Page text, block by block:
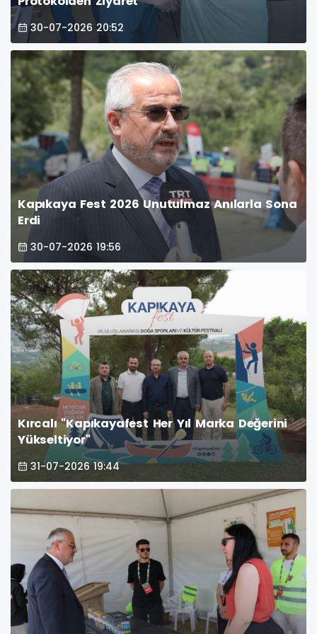
30-07-2026 20:52
Kapıkaya Fest 2026 Unutulmaz Anılarla Sona
Erdi
30-07-2026 19:56
Kırcalı "Kapıkayafest Her Yıl Marka Değerini
Yükseltiyor"
31-07-2026 19:44